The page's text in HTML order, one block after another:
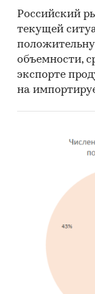
Данный
несколько
рынок
который
рынок
– от
техники
Самые
Российский
текущей
объемности,
экспорте
на